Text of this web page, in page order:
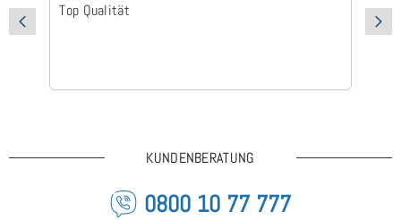
Top Qualität
KUNDENBERATUNG
0800 10 77 777